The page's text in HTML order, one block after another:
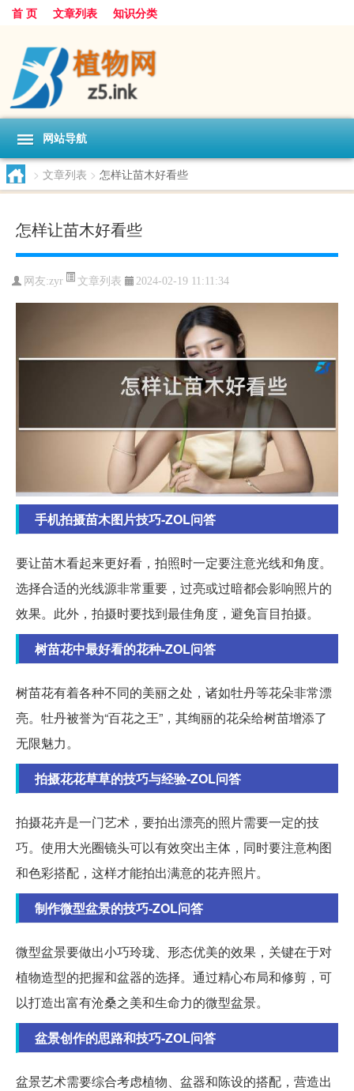
首 页 文章列表 知识分类
网站导航
> 文章列表 > 怎样让苗木好看些
怎样让苗木好看些
网友:zyr 文章列表 2024-02-19 11:11:34
手机拍摄苗木图片技巧-ZOL问答
要让苗木看起来更好看，拍照时一定要注意光线和角度。
选择合适的光线源非常重要，过亮或过暗都会影响照片的
效果。此外，拍摄时要找到最佳角度，避免盲目拍摄。
树苗花中最好看的花种-ZOL问答
树苗花有着各种不同的美丽之处，诸如牡丹等花朵非常漂
亮。牡丹被誉为“百花之王”，其绚丽的花朵给树苗增添了
无限魅力。
拍摄花花草草的技巧与经验-ZOL问答
拍摄花卉是一门艺术，要拍出漂亮的照片需要一定的技
巧。使用大光圈镜头可以有效突出主体，同时要注意构图
和色彩搭配，这样才能拍出满意的花卉照片。
制作微型盆景的技巧-ZOL问答
微型盆景要做出小巧玲珑、形态优美的效果，关键在于对
植物造型的把握和盆器的选择。通过精心布局和修剪，可
以打造出富有沧桑之美和生命力的微型盆景。
盆景创作的思路和技巧-ZOL问答
盆景艺术需要综合考虑植物、盆器和陈设的搭配，营造出